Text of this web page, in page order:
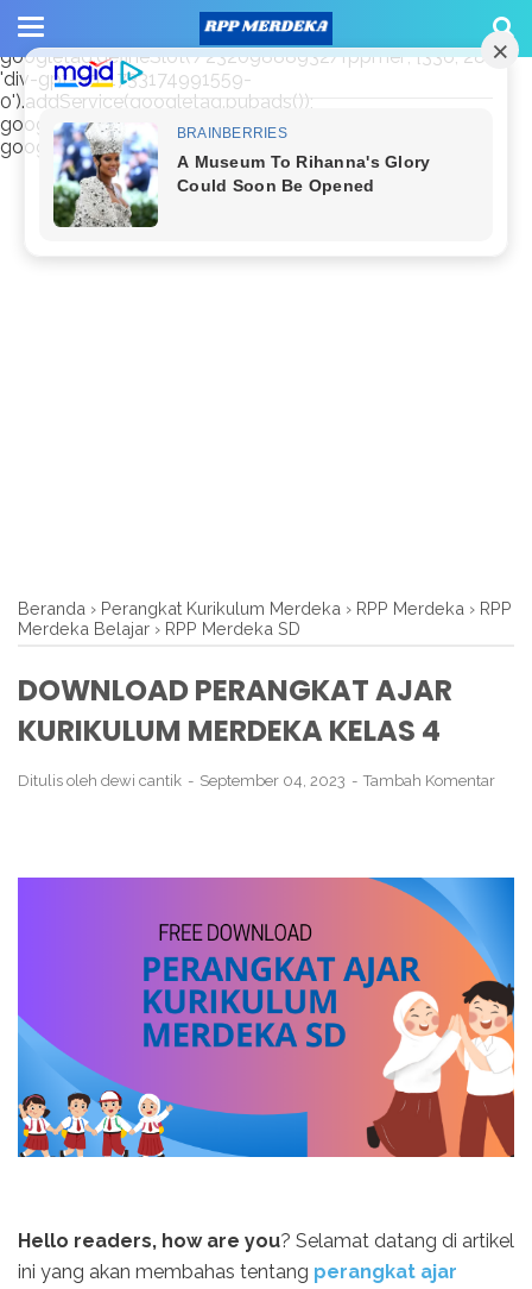
window.googletag = window.googletag || {cmd: []};
googletag.cmd.push(function() {
googletag.defineSlot('/23209888932/rppmer', [336, 280],
'div-gpt-ad-1733174991559-
0').addService(googletag.pubads());
googletag.pubads().enableSingleRequest();
googletag.enableServices(); });
Beranda › Perangkat Kurikulum Merdeka › RPP Merdeka › RPP
Merdeka Belajar › RPP Merdeka SD
DOWNLOAD PERANGKAT AJAR
KURIKULUM MERDEKA KELAS 4
Ditulis oleh dewi cantik September 04, 2023 Tambah Komentar
Hello readers, how are you? Selamat datang di artikel
ini yang akan membahas tentang perangkat ajar